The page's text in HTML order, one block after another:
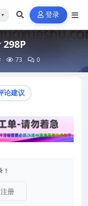
▼ 登录
298P
73 0
论建议
注册